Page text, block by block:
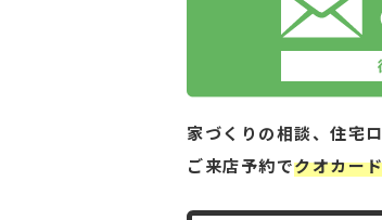
家づくりの相談、住宅
ご来店予約でクオカー